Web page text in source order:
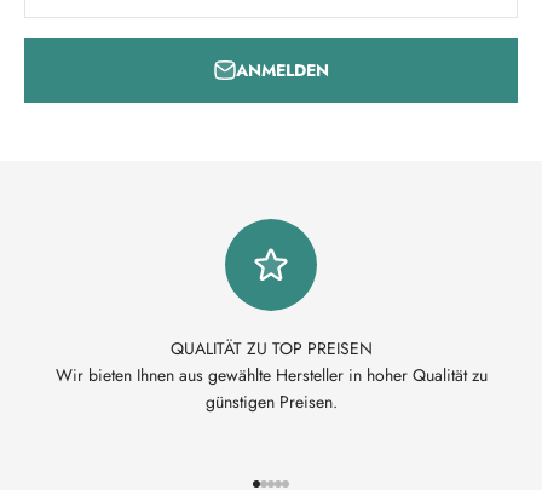
ANMELDEN
QUALITÄT ZU TOP PREISEN
Wir bieten Ihnen aus gewählte Hersteller in hoher Qualität zu
günstigen Preisen.